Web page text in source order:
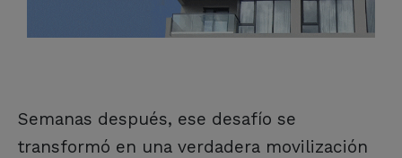
Semanas después, ese desafío se
transformó en una verdadera movilización